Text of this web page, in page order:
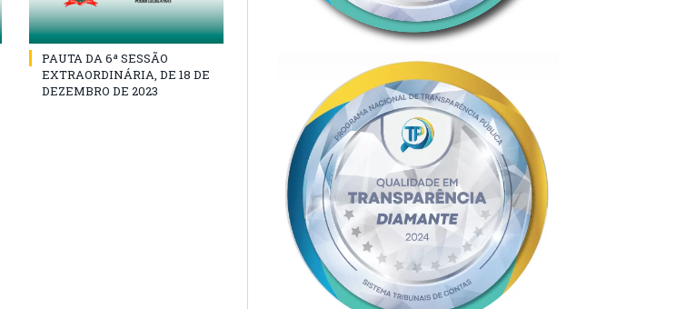
PAUTA DA 6ª SESSÃO
EXTRAORDINÁRIA, DE 18 DE
DEZEMBRO DE 2023